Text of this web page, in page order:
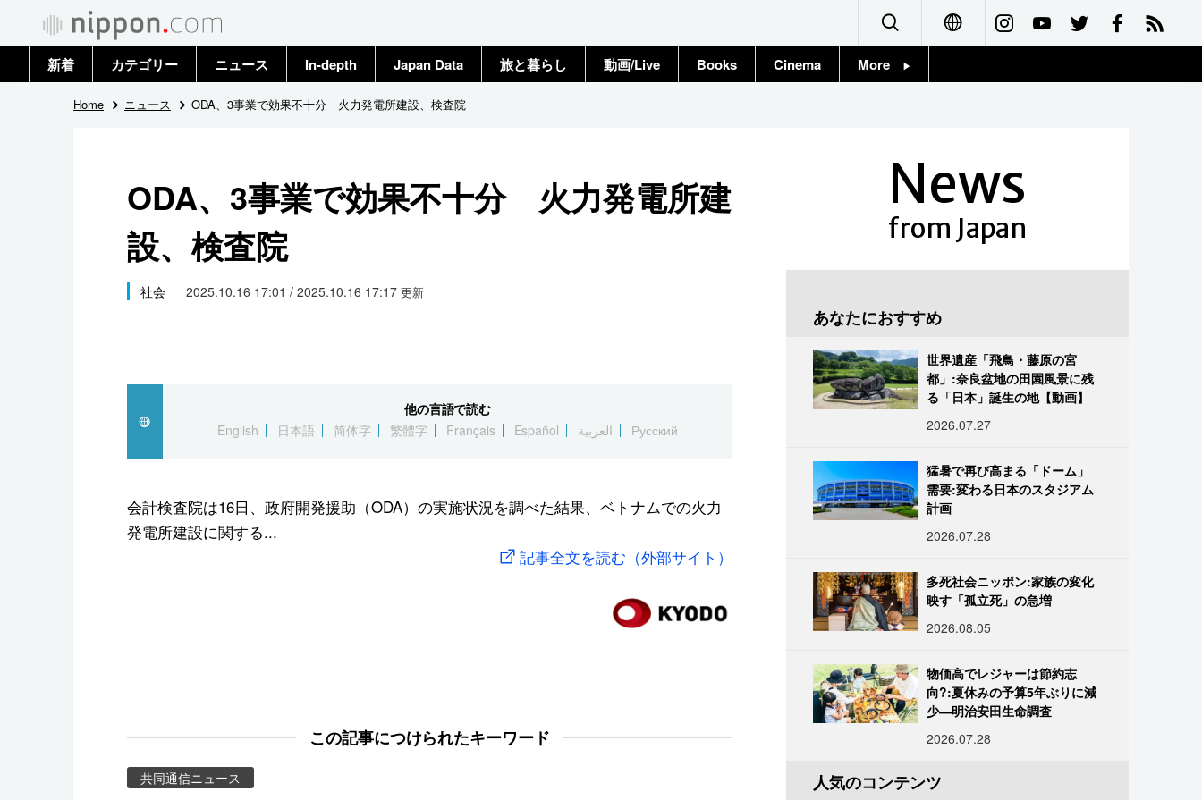
Français
新着 カテゴリー
政治・外交
国際
社会
文化
スポーツ・東京2020
ニュース
トップ
In-depth Japan Data 旅と暮らし 動画/Live Books Cinema More
Home ニュース ODA、3事業で効果不十分 火力発電所建設、検査院
ODA、3事業で効果不十分 火力発電所建
設、検査院
社会 2025.10.16 17:01 / 2025.10.16 17:17 更新
他の言語で読む
English
日本語 简体字 繁體字 Français Español العربية Русский
会計検査院は16日、政府開発援助（ODA）の実施状況を調べた結果、ベトナムでの火力
発電所建設に関する...
記事全文を読む（外部サイト）
この記事につけられたキーワード
共同通信ニュース
News
from Japan
あなたにおすすめ
世界遺産「飛鳥・藤原の宮
都」:奈良盆地の田園風景に残
る「日本」誕生の地【動画】
2026.07.27
猛暑で再び高まる「ドーム」
需要:変わる日本のスタジアム
計画
2026.07.28
多死社会ニッポン:家族の変化
映す「孤立死」の急増
2026.08.05
物価高でレジャーは節約志
向?:夏休みの予算5年ぶりに減
少―明治安田生命調査
2026.07.28
人気のコンテンツ